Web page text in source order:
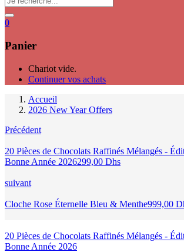
0
Panier
Chariot vide.
Continuer vos achats
Accueil
2026 New Year Offers
Précédent
20 Pièces de Chocolats Raffinés Mélangés -
Bonne Année 2026299,00 Dhs
suivant
Cloche Rose Éternelle Bleu & Menthe999,00
20 Pièces de Chocolats Raffinés Mélangés -
Bonne Année 2026